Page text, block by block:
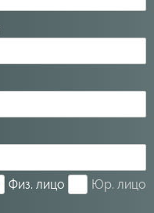
Физ. лицо Юр. лицо